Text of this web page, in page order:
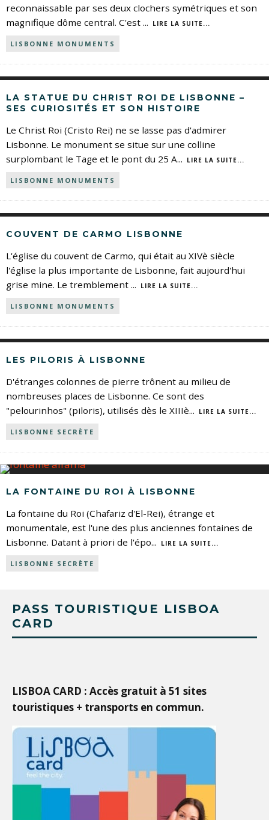
reconnaissable par ses deux clochers symétriques et son
magnifique dôme central. C'est ... LIRE LA SUITE...
LISBONNE MONUMENTS
LA STATUE DU CHRIST ROI DE LISBONNE –
SES CURIOSITÉS ET SON HISTOIRE
Le Christ Roi (Cristo Rei) ne se lasse pas d'admirer
Lisbonne. Le monument se situe sur une colline
surplombant le Tage et le pont du 25 A... LIRE LA SUITE...
LISBONNE MONUMENTS
COUVENT DE CARMO LISBONNE
L'église du couvent de Carmo, qui était au XIVè siècle
l'église la plus importante de Lisbonne, fait aujourd'hui
grise mine. Le tremblement ... LIRE LA SUITE...
LISBONNE MONUMENTS
LES PILORIS À LISBONNE
D'étranges colonnes de pierre trônent au milieu de
nombreuses places de Lisbonne. Ce sont des
"pelourinhos" (piloris), utilisés dès le XIIIè... LIRE LA SUITE...
LISBONNE SECRÈTE
LA FONTAINE DU ROI À LISBONNE
La fontaine du Roi (Chafariz d'El-Rei), étrange et
monumentale, est l'une des plus anciennes fontaines de
Lisbonne. Datant à priori de l'épo... LIRE LA SUITE...
LISBONNE SECRÈTE
PASS TOURISTIQUE LISBOA
CARD
LISBOA CARD : Accès gratuit à 51 sites
touristiques + transports en commun.